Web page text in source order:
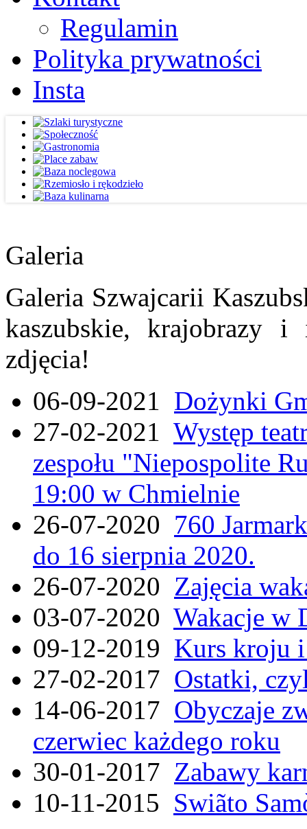
Regulamin
Polityka prywatności
Insta
Galeria
Galeria Szwajcarii
kaszubskie, krajobrazy
zdjęcia!
06-09-2021 Dożynki
27-02-2021 Występ
zespołu "Niepospolite
19:00 w Chmielnie
26-07-2020 760
do 16 sierpnia 2020.
26-07-2020 Zajęcia
03-07-2020 Wakacje w
09-12-2019 Kurs kroju i
27-02-2017 Ostatki,
14-06-2017 Obyczaje
czerwiec każdego roku
30-01-2017 Zabawy
10-11-2015 Swiãto